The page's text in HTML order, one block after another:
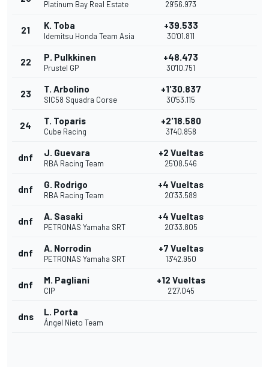
Platinum Bay Real Estate 29'56.973
21 K. Toba
Idemitsu Honda Team Asia
+39.533
30'01.811
22 P. Pulkkinen
Prustel GP
+48.473
30'10.751
23 T. Arbolino
SIC58 Squadra Corse
+1'30.837
30'53.115
24 T. Toparis
Cube Racing
+2'18.580
31'40.858
dnf J. Guevara
RBA Racing Team
+2 Vueltas
25'08.546
dnf G. Rodrigo
RBA Racing Team
+4 Vueltas
20'33.589
dnf A. Sasaki
PETRONAS Yamaha SRT
+4 Vueltas
20'33.805
dnf A. Norrodin
PETRONAS Yamaha SRT
+7 Vueltas
13'42.950
dnf M. Pagliani
CIP
+12 Vueltas
2'27.045
dns L. Porta
Ángel Nieto Team